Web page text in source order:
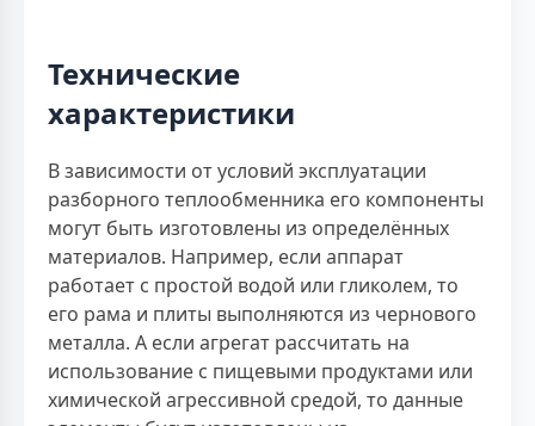
Технические
характеристики
В зависимости от условий эксплуатации
разборного теплообменника его компоненты
могут быть изготовлены из определённых
материалов. Например, если аппарат
работает с простой водой или гликолем, то
его рама и плиты выполняются из чернового
металла. А если агрегат рассчитать на
использование с пищевыми продуктами или
химической агрессивной средой, то данные